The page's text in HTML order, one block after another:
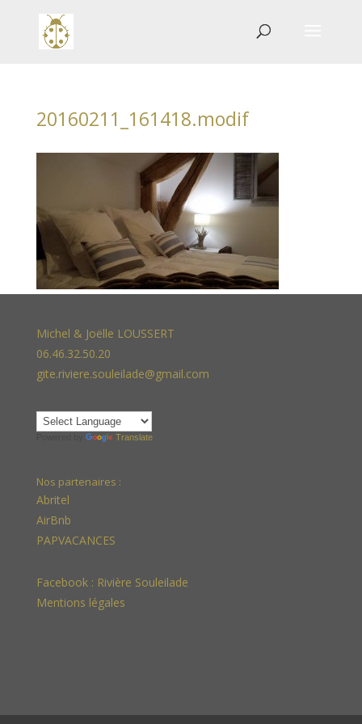
20160211_161418.modif
Michel & Joëlle LOUSSERT
06.46.32.50.20
gite.riviere.souleilade@gmail.com
Translate
Nos partenaires :
Abritel
AirBnb
PAPVACANCES
Facebook : Rivière Souleilade
Mentions légales